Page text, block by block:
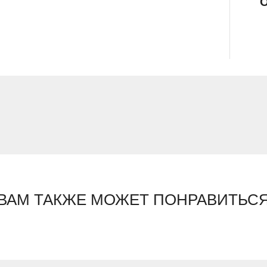
ТАКЖЕ МОЖЕТ